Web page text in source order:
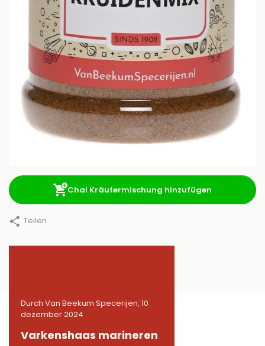
Chai Kräutermischung hinzufügen
Teilen
Durch Van Beekum Specerijen, 10
dezember 2024
Varkenshaas marineren